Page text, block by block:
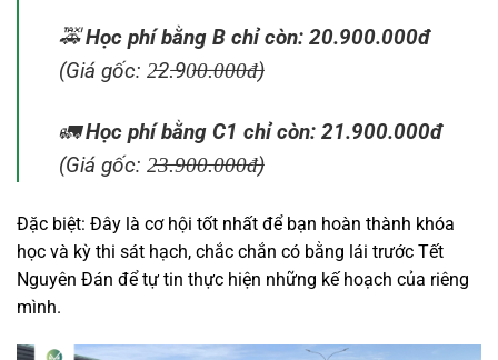
🚕Học phí bằng B chỉ còn: 20.900.000đ
(Giá gốc: 2̶̶2.̶̶90̶̶0̶̶.̶̶0̶̶0̶̶0̶̶đ̶)
🚛Học phí bằng C1 chỉ còn: 21.900.000đ
(Giá gốc: 2̶3̶.̶9̶0̶0̶.̶0̶0̶0̶đ̶)
Đặc biệt: Đây là cơ hội tốt nhất để bạn hoàn thành khóa
học và kỳ thi sát hạch, chắc chắn có bằng lái trước Tết
Nguyên Đán để tự tin thực hiện những kế hoạch của riêng
mình.